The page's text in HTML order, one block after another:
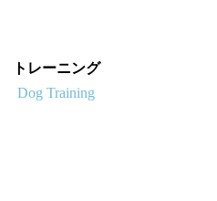
トレーニング